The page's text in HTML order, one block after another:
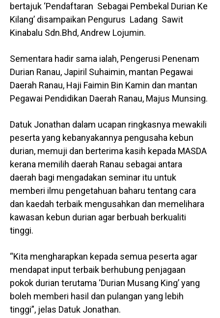
bertajuk ‘Pendaftaran Sebagai Pembekal Durian Ke
Kilang’ disampaikan Pengurus Ladang Sawit
Kinabalu Sdn.Bhd, Andrew Lojumin.
Sementara hadir sama ialah, Pengerusi Penenam
Durian Ranau, Japiril Suhaimin, mantan Pegawai
Daerah Ranau, Haji Faimin Bin Kamin dan mantan
Pegawai Pendidikan Daerah Ranau, Majus Munsing.
Datuk Jonathan dalam ucapan ringkasnya mewakili
peserta yang kebanyakannya pengusaha kebun
durian, memuji dan berterima kasih kepada MASDA
kerana memilih daerah Ranau sebagai antara
daerah bagi mengadakan seminar itu untuk
memberi ilmu pengetahuan baharu tentang cara
dan kaedah terbaik mengusahkan dan memelihara
kawasan kebun durian agar berbuah berkualiti
tinggi.
“Kita mengharapkan kepada semua peserta agar
mendapat input terbaik berhubung penjagaan
pokok durian terutama ‘Durian Musang King’ yang
boleh memberi hasil dan pulangan yang lebih
tinggi”, jelas Datuk Jonathan.